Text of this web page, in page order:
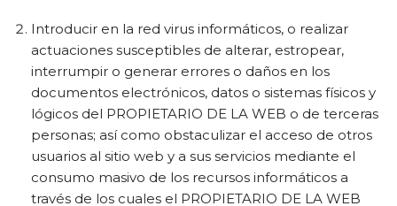
Introducir en la red virus informáticos, o realizar
actuaciones susceptibles de alterar, estropear,
interrumpir o generar errores o daños en los
documentos electrónicos, datos o sistemas físicos y
lógicos del PROPIETARIO DE LA WEB o de terceras
personas; así como obstaculizar el acceso de otros
usuarios al sitio web y a sus servicios mediante el
consumo masivo de los recursos informáticos a
través de los cuales el PROPIETARIO DE LA WEB